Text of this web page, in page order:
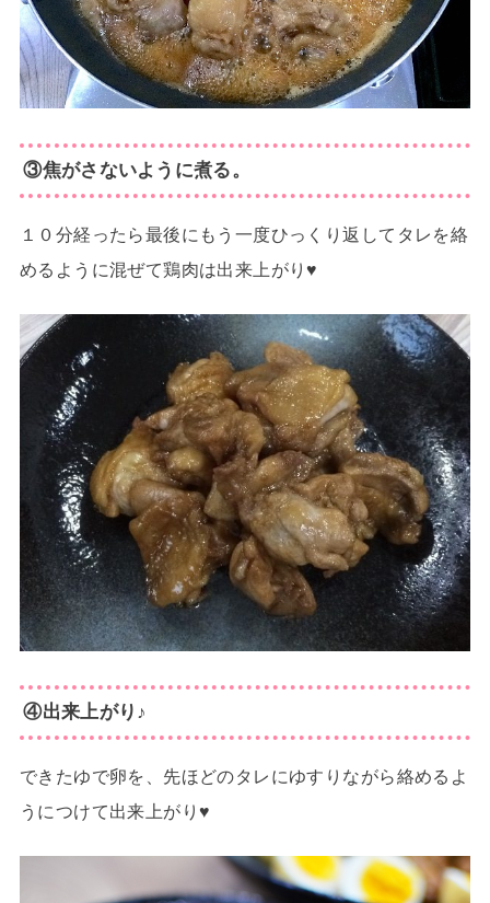
③焦がさないように煮る。
１０分経ったら最後にもう一度ひっくり返してタレを絡
めるように混ぜて鶏肉は出来上がり♥
④出来上がり♪
できたゆで卵を、先ほどのタレにゆすりながら絡めるよ
うにつけて出来上がり♥